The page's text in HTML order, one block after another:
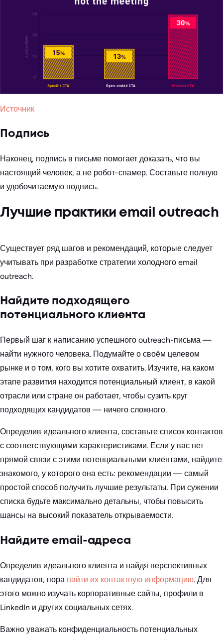
Источник
Подпись
Наконец, подпись в письме помогает доказать, что вы
настоящий человек, а не робот-спамер. Составьте полную
и удобочитаемую подпись.
Лучшие практики email outreach
Существует ряд шагов и рекомендаций, которые следует
учитывать при разработке стратегии холодного email
outreach.
Найдите подходящего
потенциального клиента
Первый шаг к написанию успешного outreach-письма —
найти нужного человека. Подумайте о своём целевом
рынке и о том, кого вы хотите охватить. Изучите, на каком
этапе развития находится потенциальный клиент, в какой
отрасли или стране он работает, чтобы сузить круг
подходящих кандидатов — ничего сложного.
Определив идеального клиента, составьте список контактов
с соответствующими характеристиками. Если у вас нет
прямой связи с этими потенциальными клиентами, найдите
знакомого, у которого она есть: рекомендации — самый
простой способ получить лучшие результаты. При сужении
списка будьте максимально детальны, чтобы повысить
шансы на высокий показатель открываемости.
Найдите email-адреса
Определив идеального клиента и найдя перспективных
кандидатов, пора найти их контактную информацию. Для
этого можно изучать корпоративные сайты, профили в
LinkedIn и других социальных сетях.
Важно уважать конфиденциальность потенциальных